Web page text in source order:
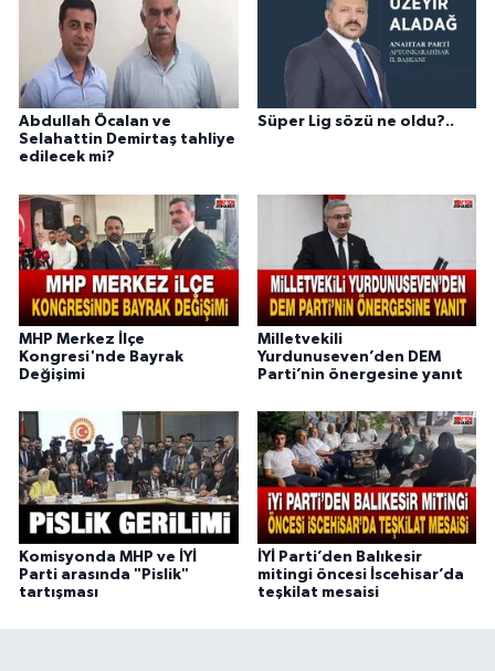
Abdullah Öcalan ve
Selahattin Demirtaş tahliye
edilecek mi?
Süper Lig sözü ne oldu?..
MHP Merkez İlçe
Kongresi'nde Bayrak
Değişimi
Milletvekili
Yurdunuseven’den DEM
Parti’nin önergesine yanıt
Komisyonda MHP ve İYİ
Parti arasında "Pislik"
tartışması
İYİ Parti’den Balıkesir
mitingi öncesi İscehisar’da
teşkilat mesaisi